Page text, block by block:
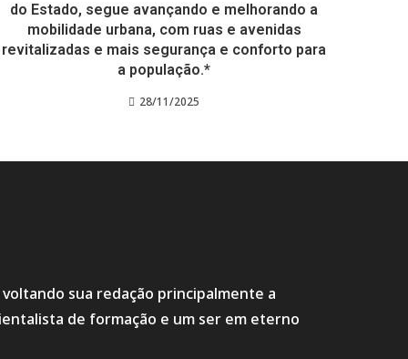
do Estado, segue avançando e melhorando a
mobilidade urbana, com ruas e avenidas
revitalizadas e mais segurança e conforto para
a população.*
28/11/2025
sua redação principalmente a
de formação e um ser em eterno